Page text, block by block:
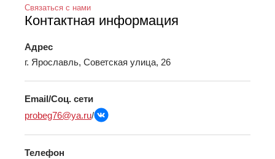
Связаться с нами
Контактная информация
Адрес
г. Ярославль, Советская улица, 26
Email/Соц. сети
probeg76@ya.ru/
Телефон